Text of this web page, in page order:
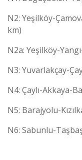
N2: Yeşilköy-
km)
N2a: Yeşilköy-
N3: Yuvarlakçay-
N4: Çaylı-Akkaya-
N5: Barajyolu-
N6: Sabunlu-